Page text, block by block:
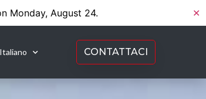
Monday, August 24. ✕
Italiano CONTATTACI